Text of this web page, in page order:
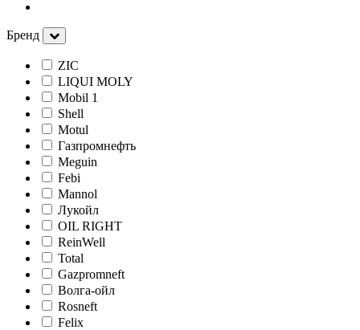
Бренд
ZIC
LIQUI MOLY
Mobil 1
Shell
Motul
Газпромнефть
Meguin
Febi
Mannol
Лукойл
OIL RIGHT
ReinWell
Total
Gazpromneft
Волга-ойл
Rosneft
Felix